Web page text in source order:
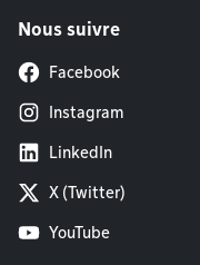
Nous suivre
Facebook
Instagram
LinkedIn
X (Twitter)
YouTube